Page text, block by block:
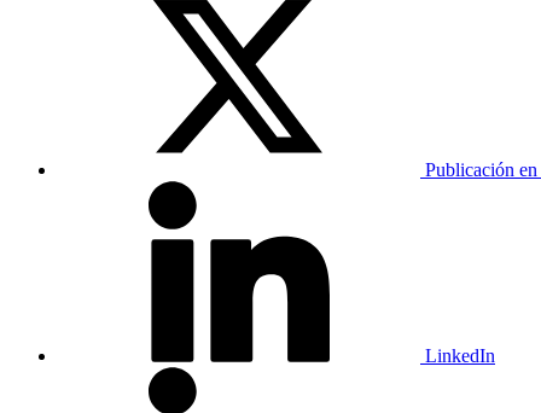
Publicación
LinkedIn